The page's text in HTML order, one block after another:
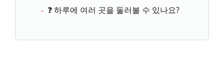
❓ 하루에 여러 곳을 둘러볼 수 있나요?